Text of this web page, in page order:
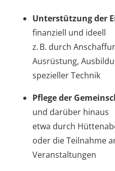
Unterstützung der
finanziell und ideell
z. B. durch
Ausrüstung,
spezieller Technik
Pflege der
und darüber hinaus
etwa durch
oder die Teilnahme
Veranstaltungen